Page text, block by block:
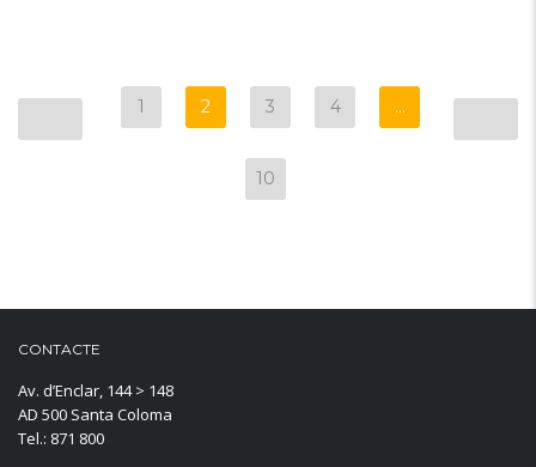
1 2 3 4 …
10
CONTACTE
Av. d’Enclar, 144 > 148
AD 500 Santa Coloma
Tel.: 871 800